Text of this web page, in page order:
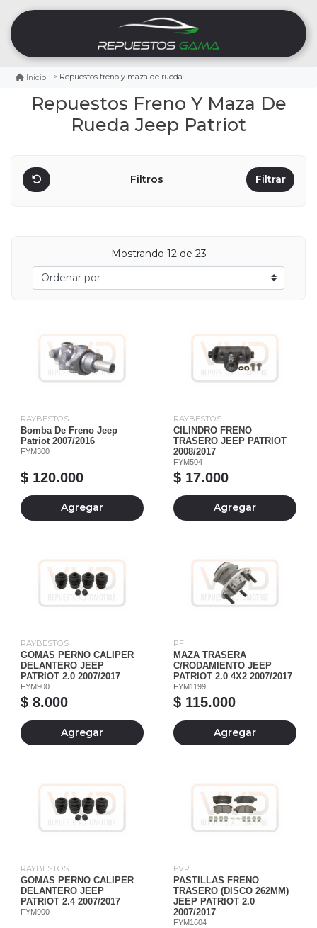
Inicio Repuestos freno y maza de rueda jeep patriot
Repuestos Freno Y Maza De
Rueda Jeep Patriot
Filtros Filtrar
Mostrando 12 de 23
RAYBESTOS
Bomba De Freno Jeep
Patriot 2007/2016
FYM300
$ 120.000
Agregar
RAYBESTOS
CILINDRO FRENO
TRASERO JEEP PATRIOT
2008/2017
FYM504
$ 17.000
Agregar
RAYBESTOS
GOMAS PERNO CALIPER
DELANTERO JEEP
PATRIOT 2.0 2007/2017
FYM900
$ 8.000
Agregar
PFI
MAZA TRASERA
C/RODAMIENTO JEEP
PATRIOT 2.0 4X2 2007/2017
FYM1199
$ 115.000
Agregar
RAYBESTOS
GOMAS PERNO CALIPER
DELANTERO JEEP
PATRIOT 2.4 2007/2017
FYM900
FVP
PASTILLAS FRENO
TRASERO (DISCO 262MM)
JEEP PATRIOT 2.0
2007/2017
FYM1604